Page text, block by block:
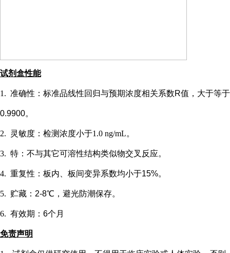
试剂盒性能
1. 准确性：标准品线性回归与预期浓度相关系数R值，大于等于
0.9900。
2. 灵敏度：检测浓度小于1.0 ng/mL。
3. 特：不与其它可溶性结构类似物交叉反应。
4. 重复性：板内、板间变异系数均小于15%。
5. 贮藏： 2-8℃，避光防潮保存。
6. 有效期： 6个月
免责声明